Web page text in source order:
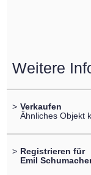
Weitere
> Verkaufen
Ähnliches Objekt
> Registrieren für
Emil